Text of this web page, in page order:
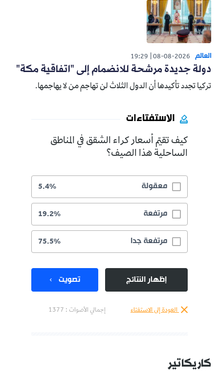
العالم 08-08-2026
19:29
دولة جديدة مرشحة للانضمام إلى "اتفاقية مكة"
تركيا تجدد تأكيدها أن الدول الثلاث لن تهاجم من لا يهاجمها.
الاستفتاءات
كيف تقيّم أسعار كراء الشقق في المناطق
الساحلية هذا الصيف؟
معقولة 5.4%
مرتفعة 19.2%
مرتفعة جدا 75.5%
إظهار النتائج تصويت
العودة إلى الاستفتاء إجمالي الأصوات : 1377
كاريكاتير